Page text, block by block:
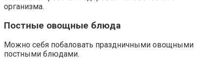
организма.
Постные овощные блюда
Можно себя побаловать праздничными овощными
постными блюдами.